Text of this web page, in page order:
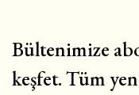
Bültenimize
keşfet. Tüm